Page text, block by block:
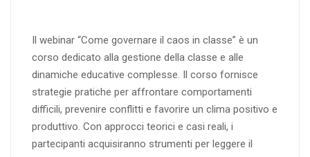
Il webinar “Come governare il caos in classe” è un
corso dedicato alla gestione della classe e alle
dinamiche educative complesse. Il corso fornisce
strategie pratiche per affrontare comportamenti
difficili, prevenire conflitti e favorire un clima positivo e
produttivo. Con approcci teorici e casi reali, i
partecipanti acquisiranno strumenti per leggere il